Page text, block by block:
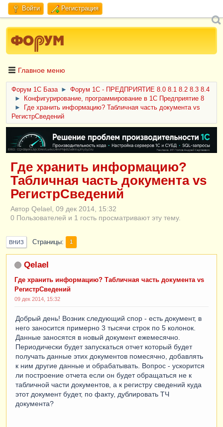
Войти Регистрация
Главное меню
Форум 1C База ►
Форум 1С - ПРЕДПРИЯТИЕ 8.0 8.1 8.2 8.3 8.4
►
Конфигурирование, программирование в 1С Предприятие 8
►
Где хранить информацию? Табличная часть документа vs
РегистрСведений
ERID: CQH36pWzJqVJD4xVLsnhcU4hVPNjkBZe8KKxjJiYySyZAz
Где хранить информацию?
Табличная часть документа vs
РегистрСведений
Автор Qelael, 09 дек 2014, 15:32
0 Пользователей и 1 гость просматривают эту тему.
ВНИЗ Страницы 1
Qelael
Где хранить информацию? Табличная часть документа vs
РегистрСведений
09 дек 2014, 15:32
Добрый день! Возник следующий спор - есть документ, в
него заносится примерно 3 тысячи строк по 5 колонок.
Данные заносятся в новый документ ежемесячно.
Периодически будет запускаться отчет который будет
получать данные этих документов помесячно, добавлять
к ним другие данные и обрабатывать. Вопрос - ускорится
ли построение отчета если он будет обращаться не к
табличной части документов, а к регистру сведений куда
этот документ будет, по факту, дублировать ТЧ
документа?